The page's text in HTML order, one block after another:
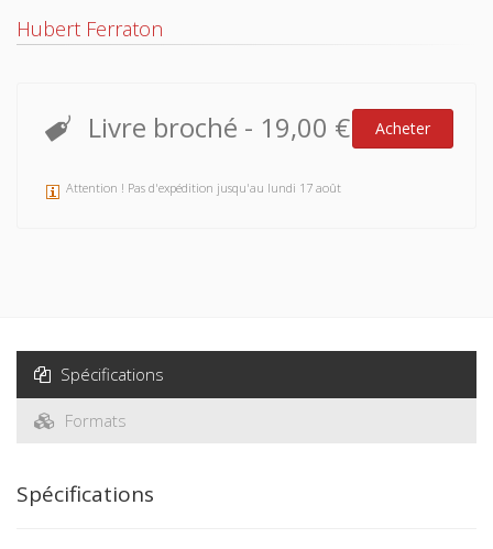
Hubert Ferraton
Livre broché - 19,00 € Acheter
Attention ! Pas d'expédition jusqu'au lundi 17 août
Spécifications
Formats
Spécifications